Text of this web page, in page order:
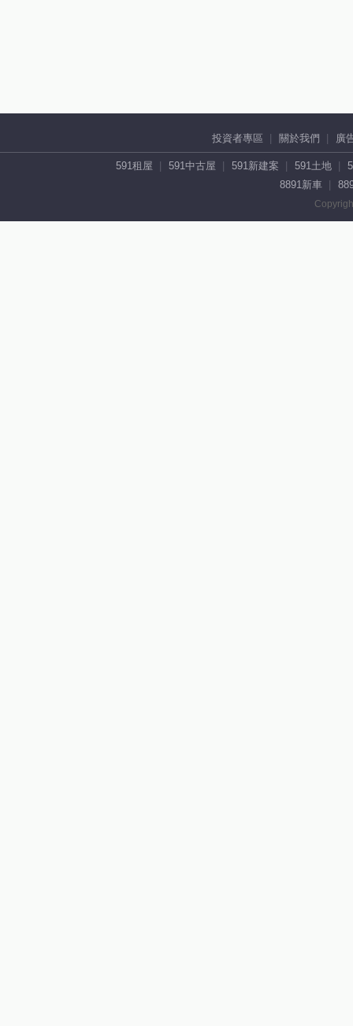
投資者專區 關於我們 廣
591租屋 591中古屋 591新建案 591土地
8891新車